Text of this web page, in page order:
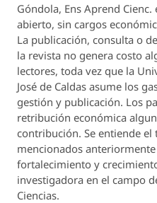
Góndola, Ens Aprend Cienc.
abierto, sin cargos
La publicación, consulta o
la revista no genera costo
lectores, toda vez que la
José de Caldas asume los
gestión y publicación. Los
retribución económica
contribución. Se entiende
mencionados
fortalecimiento y
investigadora en el campo
Ciencias.